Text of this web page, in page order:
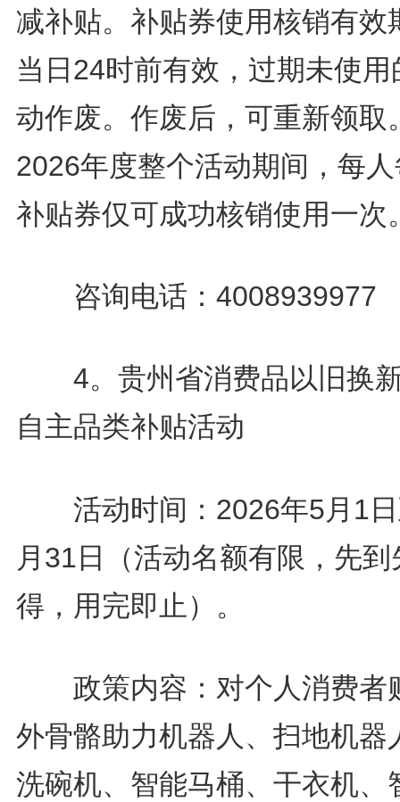
减补贴。补贴券使用核销有效
当日24时前有效，过期未使用
动作废。作废后，可重新领取
2026年度整个活动期间，每
补贴券仅可成功核销使用一次
咨询电话：4008939977
4。贵州省消费品以旧换
自主品类补贴活动
活动时间：2026年5月1日
月31日（活动名额有限，先到
得，用完即止）。
政策内容：对个人消费者
外骨骼助力机器人、扫地机器
洗碗机、智能马桶、干衣机、